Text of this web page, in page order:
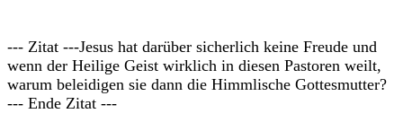
--- Zitat ---Jesus hat darüber sicherlich keine Freude und
wenn der Heilige Geist wirklich in diesen Pastoren weilt,
warum beleidigen sie dann die Himmlische Gottesmutter?
--- Ende Zitat ---